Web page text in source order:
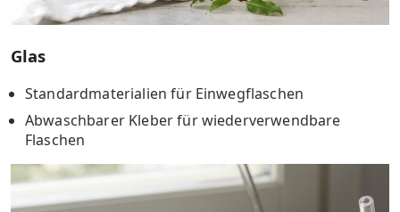
Glas
Standardmaterialien für Einwegflaschen
Abwaschbarer Kleber für wiederverwendbare
Flaschen